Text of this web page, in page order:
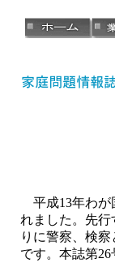
平成13年わが
れました。先行
りに警察、検
です。本誌第